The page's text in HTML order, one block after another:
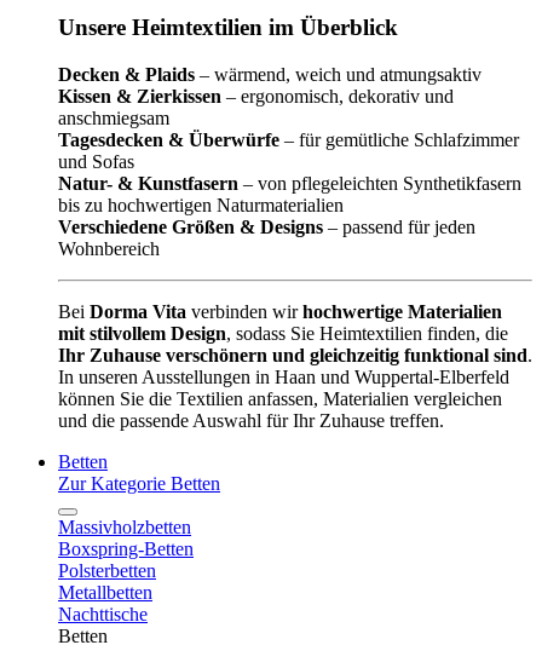
Unsere Heimtextilien im Überblick
Decken & Plaids – wärmend, weich und atmungsaktiv
Kissen & Zierkissen – ergonomisch, dekorativ und
anschmiegsam
Tagesdecken & Überwürfe – für gemütliche Schlafzimmer
und Sofas
Natur- & Kunstfasern – von pflegeleichten Synthetikfasern
bis zu hochwertigen Naturmaterialien
Verschiedene Größen & Designs – passend für jeden
Wohnbereich
Bei Dorma Vita verbinden wirhochwertige Materialien
mit stilvollem Design, sodass Sie Heimtextilien finden, die
Ihr Zuhause verschönern und gleichzeitig funktional sind.
In unseren Ausstellungen in Haan und Wuppertal-Elberfeld
können Sie die Textilien anfassen, Materialien vergleichen
und die passende Auswahl für Ihr Zuhause treffen.
Betten
Zur Kategorie Betten
Massivholzbetten
Boxspring-Betten
Polsterbetten
Metallbetten
Nachttische
Betten